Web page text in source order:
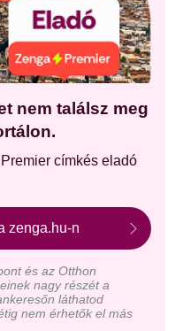
nem találsz meg
címkés eladó
zenga.hu-n
és az Otthon
nagy részét a
láthatod
nem érhetők el más